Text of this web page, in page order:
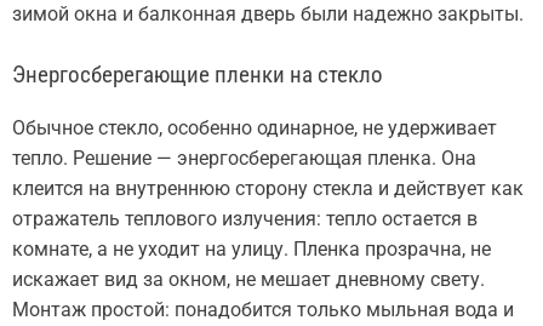
зимой окна и балконная дверь были надежно закрыты.
Энергосберегающие пленки на стекло
Обычное стекло, особенно одинарное, не удерживает
тепло. Решение — энергосберегающая пленка. Она
клеится на внутреннюю сторону стекла и действует как
отражатель теплового излучения: тепло остается в
комнате, а не уходит на улицу. Пленка прозрачна, не
искажает вид за окном, не мешает дневному свету.
Монтаж простой: понадобится только мыльная вода и